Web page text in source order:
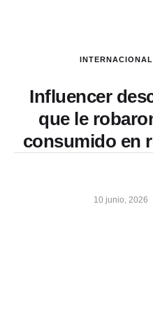
INTERNACIONAL
Influencer
que le
consumido en
10 junio, 2026